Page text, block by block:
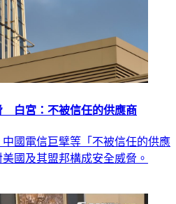
白宮：不被信任的供應商
國電信巨擘等「不被信任的供應
國及其盟邦構成安全威脅。